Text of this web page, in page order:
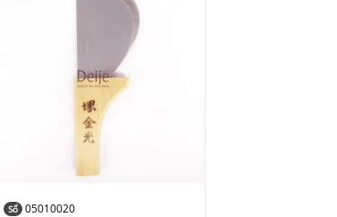
Số 05010020